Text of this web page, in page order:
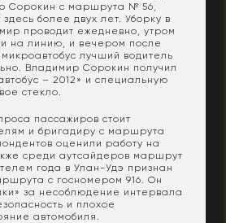
Сорокин с маршрута № 56,
более двух лет. Уборку в
проводит ежедневно, утром
на линию, и вечером после
лучший водитель
Владимир Сорокин получил
– 2012» и специальную
стекло.
пассажиров стоит
и бригадиру с маршрута
оценили работу на
среди аутсайдеров маршрут
года в Улан-Удэ признан
с госномером 916. Он
за несоблюдение интервала
и плохое
автомобиля.